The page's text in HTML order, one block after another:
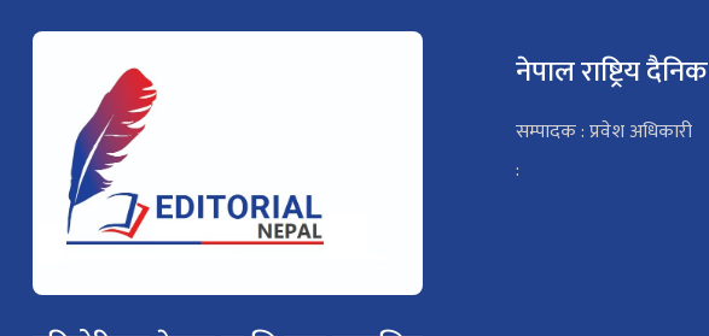
नेपाल राष्ट्रिय दैनिक
सम्पादक : प्रवेश अधिकारी
: